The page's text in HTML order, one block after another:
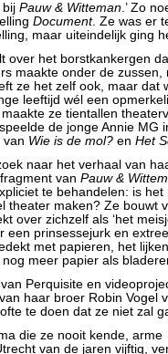
bij Pauw & Witteman.’ Zo
Document. Ze was er
maar uiteindelijk ging
over het borstkankergen
maakte onder de zussen,
ze het zelf ook, maar dat
leeftijd wél een
ze tientallen
de jonge Annie MG
van Wie is de mol? en Het
naar het verhaal van
van Pauw &
te behandelen: is het
theater maken? Ze bouwt
over zichzelf als ‘het
een prinsessejurk en
met papieren, het
meer papier als
Perquisite en
haar broer Robin Vogel
te doen dat ze niet zal
die ze nooit kende, arme
van de jaren vijftig,